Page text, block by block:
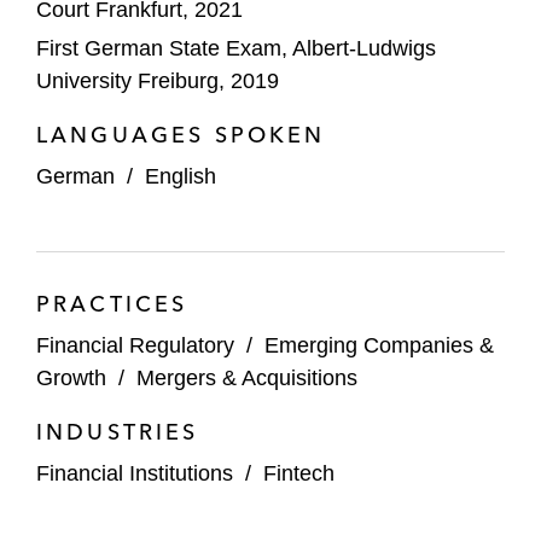
aufsichtsrechtlichen und Compliance-
Fragen.
in Bezug auf die Beteiligung an Mobility
Concept, einem deutschen
Activant Capital:
Serie-A-Finanzierungsrunde für
Series-D-Finanzierungsrunde für
Internationaler Venture Capital / Growth
Court Frankfurt, 2021
First German State Exam, Albert-Ludwigs
University Freiburg, 2019
LANGUAGES SPOKEN
German / English
PRACTICES
Financial Regulatory / Emerging Companies &
Growth / Mergers & Acquisitions
INDUSTRIES
Financial Institutions / Fintech